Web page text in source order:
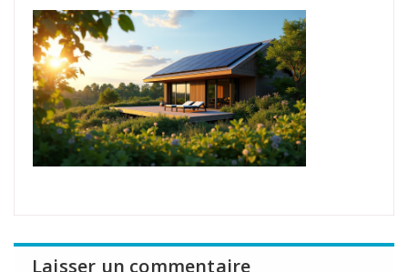
Laisser un commentaire